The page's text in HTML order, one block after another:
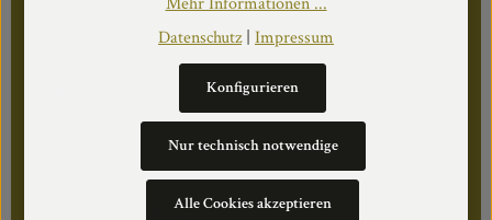
Cookie Einstellungen
Datenschutz| Impressum
Nur technisch notwendige
Konfigurieren
Alle Cookies akzeptieren